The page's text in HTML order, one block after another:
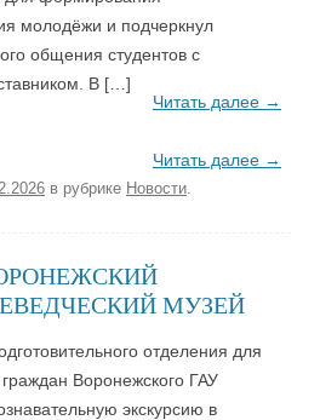
молодёжи и подчеркнул
общения студентов с
В […]
Читать далее →
Читать далее →
в рубрике Новости.
МУЗЕЙ
отделения для
Воронежского ГАУ
экскурсию в